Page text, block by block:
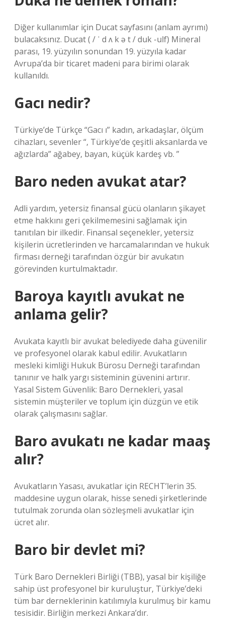
Diğer kullanımlar için Ducat sayfasını (anlam ayrımı)
bulacaksınız. Ducat ( / ˈ d ʌ k ə t / duk -ulf) Mineral
parası, 19. yüzyılın sonundan 19. yüzyıla kadar
Avrupa’da bir ticaret madeni para birimi olarak
kullanıldı.
Gacı nedir?
Türkiye’de Türkçe “Gacı ı” kadın, arkadaşlar, ölçüm
cihazları, sevenler “, Türkiye’de çeşitli aksanlarda ve
ağızlarda” ağabey, bayan, küçük kardeş vb. ”
Baro neden avukat atar?
Adli yardım, yetersiz finansal gücü olanların şikayet
etme hakkını geri çekilmemesini sağlamak için
tanıtılan bir ilkedir. Finansal seçenekler, yetersiz
kişilerin ücretlerinden ve harcamalarından ve hukuk
firması derneği tarafından özgür bir avukatın
görevinden kurtulmaktadır.
Baroya kayıtlı avukat ne
anlama gelir?
Avukata kayıtlı bir avukat belediyede daha güvenilir
ve profesyonel olarak kabul edilir. Avukatların
mesleki kimliği Hukuk Bürosu Derneği tarafından
tanınır ve halk yargı sisteminin güvenini artırır.
Yasal Sistem Güvenlik: Baro Dernekleri, yasal
sistemin müşteriler ve toplum için düzgün ve etik
olarak çalışmasını sağlar.
Baro avukatı ne kadar maaş
alır?
Avukatların Yasası, avukatlar için RECHT’lerin 35.
maddesine uygun olarak, hisse senedi şirketlerinde
tutulmak zorunda olan sözleşmeli avukatlar için
ücret alır.
Baro bir devlet mi?
Türk Baro Dernekleri Birliği (TBB), yasal bir kişiliğe
sahip üst profesyonel bir kuruluştur, Türkiye’deki
tüm bar derneklerinin katılımıyla kurulmuş bir kamu
tesisidir. Birliğin merkezi Ankara’dır.